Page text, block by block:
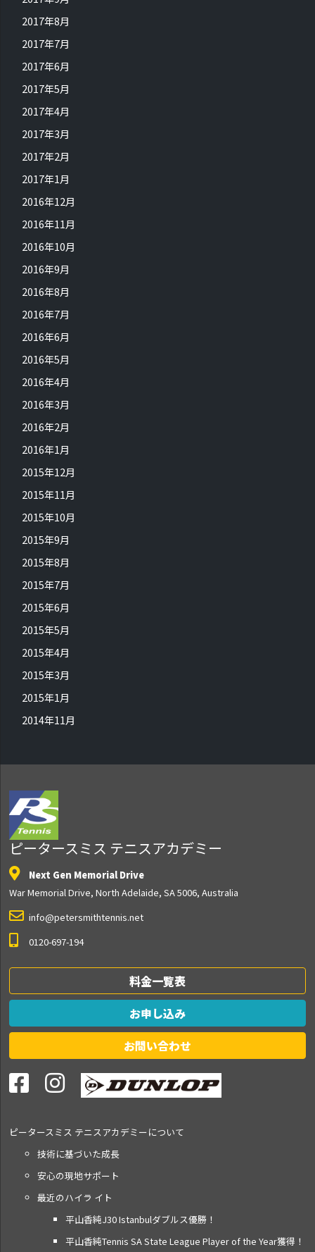
2017年8月
2017年7月
2017年6月
2017年5月
2017年4月
2017年3月
2017年2月
2017年1月
2016年12月
2016年11月
2016年10月
2016年9月
2016年8月
2016年7月
2016年6月
2016年5月
2016年4月
2016年3月
2016年2月
2016年1月
2015年12月
2015年11月
2015年10月
2015年9月
2015年8月
2015年7月
2015年6月
2015年5月
2015年4月
2015年3月
2015年1月
2014年11月
ピータースミス テニスアカデミー
Next Gen Memorial Drive
War Memorial Drive, North Adelaide, SA 5006, Australia
info@petersmithtennis.net
0120-697-194
料金一覧表
お申し込み
お問い合わせ
ピータースミス テニスアカデミーについて
技術に基づいた成長
安心の現地サポート
最近のハイラ イト
平山香純J30 Istanbulダブルス優勝！
平山香純Tennis SA State League Player of the Year獲得！